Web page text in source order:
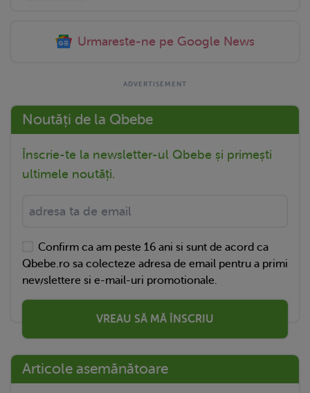
Urmareste-ne pe Google News
Noutăți de la Qbebe
Înscrie-te la newsletter-ul Qbebe și primești
ultimele noutăți.
Confirm ca am peste 16 ani si sunt de acord ca
Qbebe.ro sa colecteze adresa de email pentru a primi
newslettere si e-mail-uri promotionale.
VREAU SĂ MĂ ÎNSCRIU
Articole asemănătoare